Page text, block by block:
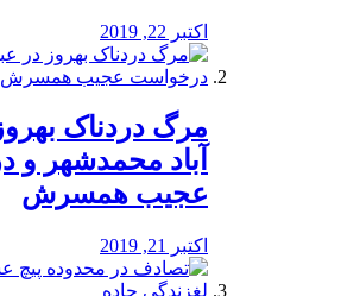
اکتبر 22, 2019
مرگ دردناک
آباد محمدشهر
عجیب همسرش
اکتبر 21, 2019